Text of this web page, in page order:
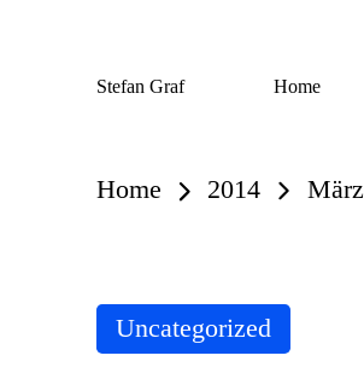
Stefan Graf Home
Home 2014 März
Posted
in
Uncategorized